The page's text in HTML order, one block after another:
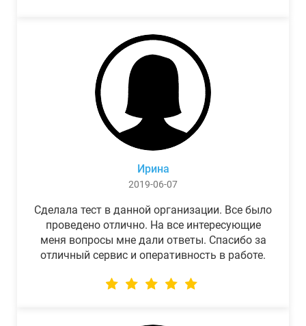
Ирина
2019-06-07
Сделала тест в данной организации. Все было
проведено отлично. На все интересующие
меня вопросы мне дали ответы. Спасибо за
отличный сервис и оперативность в работе.